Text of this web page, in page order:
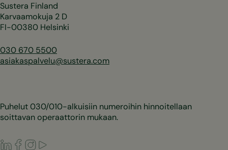
Sustera Finland
Karvaamokuja 2 D
FI-00380 Helsinki
030 670 5500
asiakaspalvelu@sustera.com
Puhelut 030/010-alkuisiin numeroihin hinnoitellaan
soittavan operaattorin mukaan.
LinkedIn
Facebook
Instagram